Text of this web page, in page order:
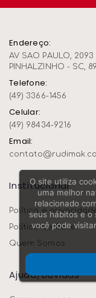
Endereço:
AV SAO PAULO, 2093
PINHALZINHO - SC,
Telefone:
(49) 3366-1456
Celular:
(49) 98434-9216
Email:
Institucional
Política e
Política de frete
Quem Somos
Ajuda/dúvidas
O site utiliza
uma melhor
relacionado
seus hábitos e o
você pode